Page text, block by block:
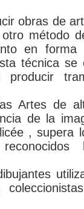
obras de
método
en forma
técnica
producir
Artes de
de la
, supera